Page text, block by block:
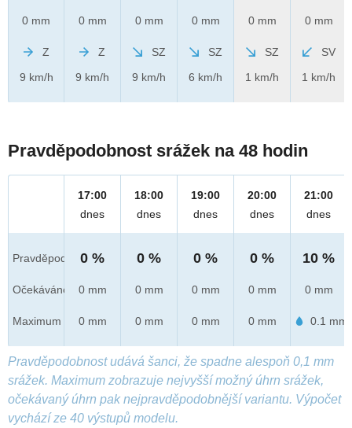
0 mm
Z
9 km/h
0 mm
Z
9 km/h
0 mm
SZ
9 km/h
0 mm
SZ
6 km/h
0 mm
SZ
1 km/h
0 mm
SV
1 km/h
Pravděpodobnost srážek na 48 hodin
Pravděpod.
Očekáváno
Maximum
17:00
dnes
0 %
0 mm
0 mm
18:00
dnes
0 %
0 mm
0 mm
19:00
dnes
0 %
0 mm
0 mm
20:00
dnes
0 %
0 mm
0 mm
21:00
dnes
10 %
0 mm
0.1 mm
Pravděpodobnost udává šanci, že spadne alespoň 0,1 mm
srážek. Maximum zobrazuje nejvyšší možný úhrn srážek,
očekávaný úhrn pak nejpravděpodobnější variantu. Výpočet
vychází ze 40 výstupů modelu.